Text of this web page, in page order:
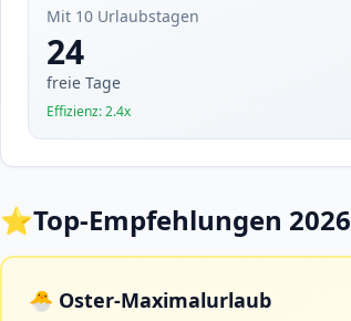
Mit 10 Urlaubstagen
24
freie Tage
Effizienz: 2.4x
⭐Top-Empfehlungen 2026
🐣 Oster-Maximalurlaub